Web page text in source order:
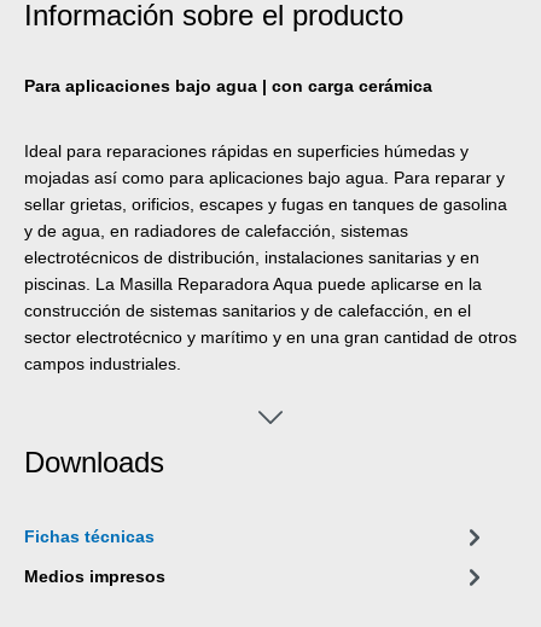
Información sobre el producto
Para aplicaciones bajo agua | con carga cerámica
Ideal para reparaciones rápidas en superficies húmedas y
mojadas así como para aplicaciones bajo agua. Para reparar y
sellar grietas, orificios, escapes y fugas en tanques de gasolina
y de agua, en radiadores de calefacción, sistemas
electrotécnicos de distribución, instalaciones sanitarias y en
piscinas. La Masilla Reparadora Aqua puede aplicarse en la
construcción de sistemas sanitarios y de calefacción, en el
sector electrotécnico y marítimo y en una gran cantidad de otros
campos industriales.
Downloads
Fichas técnicas
Medios impresos